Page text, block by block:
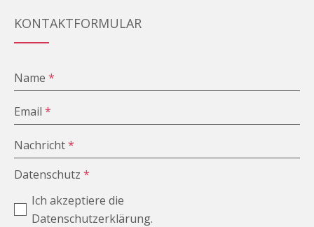
KONTAKTFORMULAR
Name*
Email*
Nachricht*
Datenschutz*
Ich akzeptiere die
Datenschutzerklärung.